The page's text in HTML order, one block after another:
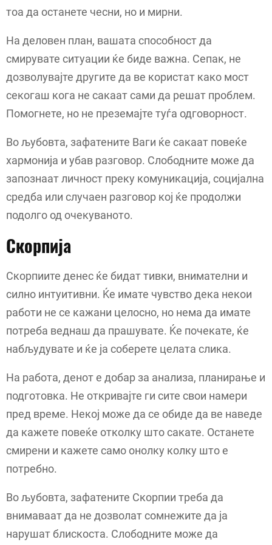
тоа да останете чесни, но и мирни.
На деловен план, вашата способност да
смирувате ситуации ќе биде важна. Сепак, не
дозволувајте другите да ве користат како мост
секогаш кога не сакаат сами да решат проблем.
Помогнете, но не преземајте туѓа одговорност.
Во љубовта, зафатените Ваги ќе сакаат повеќе
хармонија и убав разговор. Слободните може да
запознаат личност преку комуникација, социјална
средба или случаен разговор кој ќе продолжи
подолго од очекуваното.
Скорпија
Скорпиите денес ќе бидат тивки, внимателни и
силно интуитивни. Ќе имате чувство дека некои
работи не се кажани целосно, но нема да имате
потреба веднаш да прашувате. Ќе почекате, ќе
набљудувате и ќе ја соберете целата слика.
На работа, денот е добар за анализа, планирање и
подготовка. Не откривајте ги сите свои намери
пред време. Некој може да се обиде да ве наведе
да кажете повеќе отколку што сакате. Останете
смирени и кажете само онолку колку што е
потребно.
Во љубовта, зафатените Скорпии треба да
внимаваат да не дозволат сомнежите да ја
нарушат блискоста. Слободните може да